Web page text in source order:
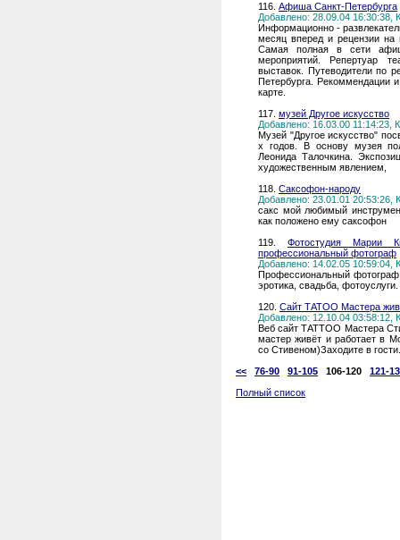
116. Афиша Санкт-Петербурга
Добавлено: 28.09.04 16:30:38,
Информационно -
месяц вперед и рецензии
Самая полная в сети
мероприятий. Репертуар
выставок. Путеводители по
Петербурга. Рекоммендации
карте.
117. музей Другое искусство
Добавлено: 16.03.00 11:14:23,
Музей "Другое искусство"
х годов. В основу музея
Леонида Талочкина.
художественным явлением,
118. Саксофон-народу
Добавлено: 23.01.01 20:53:26,
сакс мой любимый
как положено ему саксофон
119. Фотостудия Марии
профессиональный фотограф
Добавлено: 14.02.05 10:59:04,
Профессиональный
эротика, свадьба, фотоуслуги.
120. Сайт ТАТОО Мастера
Добавлено: 12.10.04 03:58:12,
Веб сайт ТАТТОО Мастера
мастер живёт и работает в
со Стивеном)Заходите в
<<
76-90 91-105 106-120
121-
Полный список